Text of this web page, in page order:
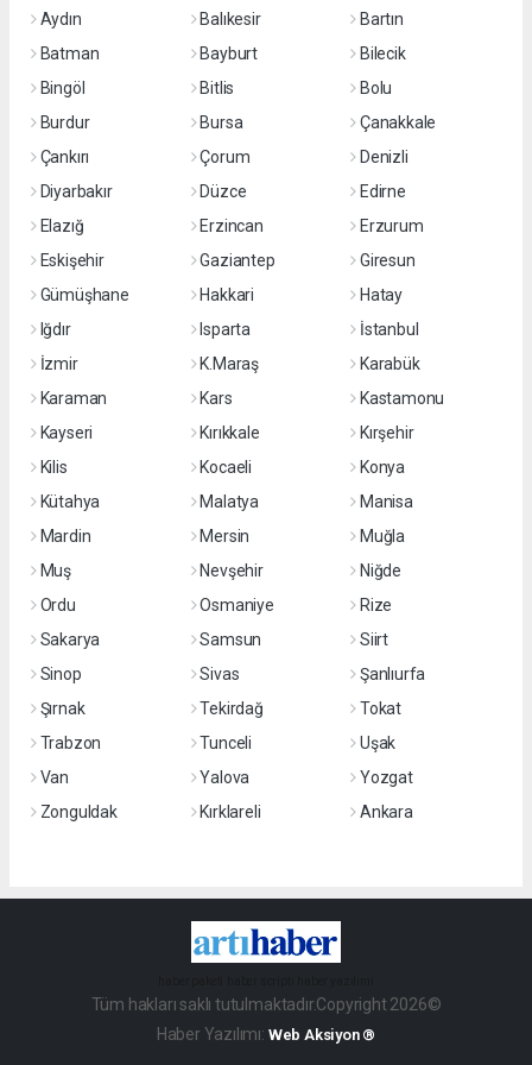
Aydın
Balıkesir
Bartın
Batman
Bayburt
Bilecik
Bingöl
Bitlis
Bolu
Burdur
Bursa
Çanakkale
Çankırı
Çorum
Denizli
Diyarbakır
Düzce
Edirne
Elazığ
Erzincan
Erzurum
Eskişehir
Gaziantep
Giresun
Gümüşhane
Hakkari
Hatay
Iğdır
Isparta
İstanbul
İzmir
K.Maraş
Karabük
Karaman
Kars
Kastamonu
Kayseri
Kırıkkale
Kırşehir
Kilis
Kocaeli
Konya
Kütahya
Malatya
Manisa
Mardin
Mersin
Muğla
Muş
Nevşehir
Niğde
Ordu
Osmaniye
Rize
Sakarya
Samsun
Siirt
Sinop
Sivas
Şanlıurfa
Şırnak
Tekirdağ
Tokat
Trabzon
Tunceli
Uşak
Van
Yalova
Yozgat
Zonguldak
Kırklareli Ankara
Tüm hakları saklı tutulmaktadır.Copyright 2026©
Haber Yazılımı: Web Aksiyon ®